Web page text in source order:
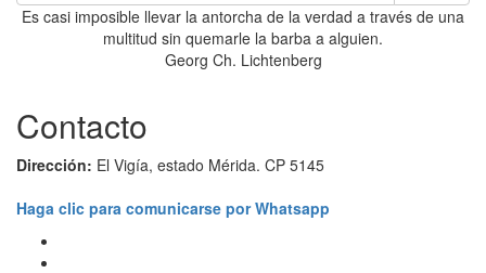
Es casi imposible llevar la antorcha de la verdad a través de una
multitud sin quemarle la barba a alguien.
Georg Ch. Lichtenberg
Contacto
Dirección: El Vigía, estado Mérida. CP 5145
Haga clic para comunicarse por Whatsapp